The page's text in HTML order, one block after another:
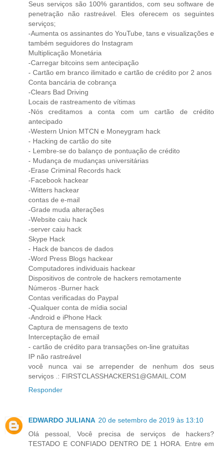
Seus serviços são 100% garantidos, com seu software de
penetração não rastreável. Eles oferecem os seguintes
serviços;
-Aumenta os assinantes do YouTube, tans e visualizações e
também seguidores do Instagram
Multiplicação Monetária
-Carregar bitcoins sem antecipação
- Cartão em branco ilimitado e cartão de crédito por 2 anos
Conta bancária de cobrança
-Clears Bad Driving
Locais de rastreamento de vítimas
-Nós creditamos a conta com um cartão de crédito
antecipado
-Western Union MTCN e Moneygram hack
- Hacking de cartão do site
- Lembre-se do balanço de pontuação de crédito
- Mudança de mudanças universitárias
-Erase Criminal Records hack
-Facebook hackear
-Witters hackear
contas de e-mail
-Grade muda alterações
-Website caiu hack
-server caiu hack
Skype Hack
- Hack de bancos de dados
-Word Press Blogs hackear
Computadores individuais hackear
Dispositivos de controle de hackers remotamente
Números -Burner hack
Contas verificadas do Paypal
-Qualquer conta de mídia social
-Android e iPhone Hack
Captura de mensagens de texto
Interceptação de email
- cartão de crédito para transações on-line gratuitas
IP não rastreável
você nunca vai se arrepender de nenhum dos seus
serviços .: FIRSTCLASSHACKERS1@GMAIL.COM
Responder
EDWARDO JULIANA 20 de setembro de 2019 às 13:10
Olá pessoal, Você precisa de serviços de hackers?
TESTADO E CONFIADO DENTRO DE 1 HORA. Entre em